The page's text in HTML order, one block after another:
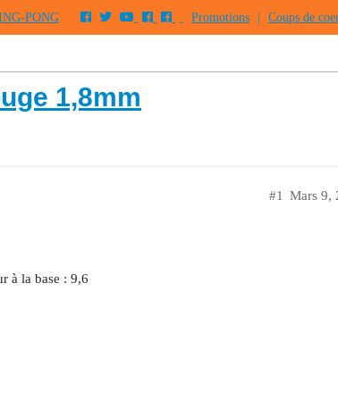
PONG Promotions Coups de
1,8mm
Mars 9,
#1
à la base : 9,6